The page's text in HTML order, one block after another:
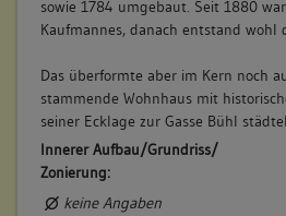
(1714 - 1724)
Bemerkung Familie:
in Löchgau
Bemerkung Besitz:
erwirbt das ganze Haus von Hecker
sowie 1784 umgebaut. Seit 1880
Kaufmannes, danach entstand wohl
Das überformte aber im Kern noch
stammende Wohnhaus mit
seiner Ecklage zur Gasse Bühl
Innerer Aufbau/Grundriss/
Zonierung:
keine Angaben